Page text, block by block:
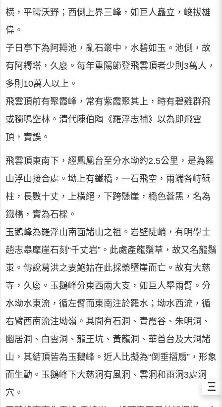
橫，平疇沃野；西側上界三峰，如巨人矗立，峻拔雄
偉。
子日亭下為阿耨池，亂石叢中，水碧如玉。池側，故
有阿耨塔，久廢。每年重陽節登飛雲頂者少則3萬人，
多則10萬人以上。
飛雲頂前有聚霞峰，常有紫霞聚其上，時有碧雞群飛
或獨鳴空林。清代陳伯陶《羅浮志補》以為即飛雲
頂，實誤。
飛雲頂東南下，經鳳凰台至分水坳約2.5公里，是為羅
山浮山接合處。坳上有鐵橋，一石飛空，兩端各峙砥
柱，長數十丈，上橫絕，下跨懸崖，橋色蒼黑，名為
鐵橋，實為石樑。
玉鵝峰為羅浮山南面諸山之祖。岩壁陡峭，有明學士
趙志皋摩崖石刻“千丈岩”。此處產龍鬚草，故又名龍鬚
崬。傳說葛洪之妻鮑姑在此採藥墮崖而亡。故有大慈
寺，久廢。玉鵝峰分東西兩大支，如巨人舉兩臂。分
水坳水東流，循左臂而東南注於羅水；坳水西流，循
右臂西南流注坳嶺。其間有石洞、青霞谷、朱明洞、
幽居洞、白雲洞、龍王坑、黃龍洞、華首台及大洞諸
山，其結頂皆為玉鵝峰。近人比擬為“倒垂摺扇”，形象
而生動。玉鵝峰下大慈洞有風洞、雲洞和雨洞3處洞
穴。
Ξ